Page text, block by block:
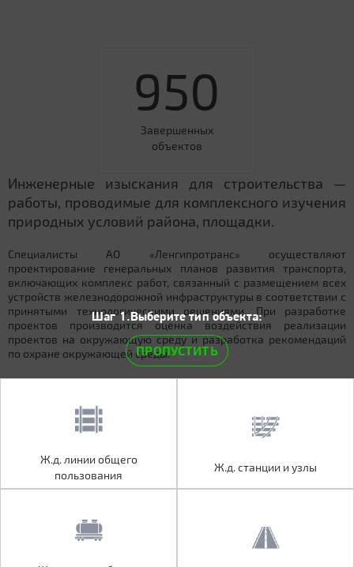
950
Завершенных
объектов
Инженерные изыскания для строительства —
работы, проводимые для комплексного изучения
природных условий района, площадки.
Специалисты АО «Ленгипротранс» осуществляют
проектирование генеральных планов развития транспорта,
включающих комплекс работ, связанный с размещением всех
устройств железнодорожной инфраструктуры в соответствии с
принятыми технологическими решениями. При разработке
проектов производится оценка воздействия реализации
проектов на окружающую среду и разработка рекомендаций
по охране окружающей среды.
Ж.д. линии общего
пользования
Шаг 1.Выберите тип объекта:
ПРОПУСТИТЬ
Ж.д. линии общего
пользования
Ж.д. станции и узлы